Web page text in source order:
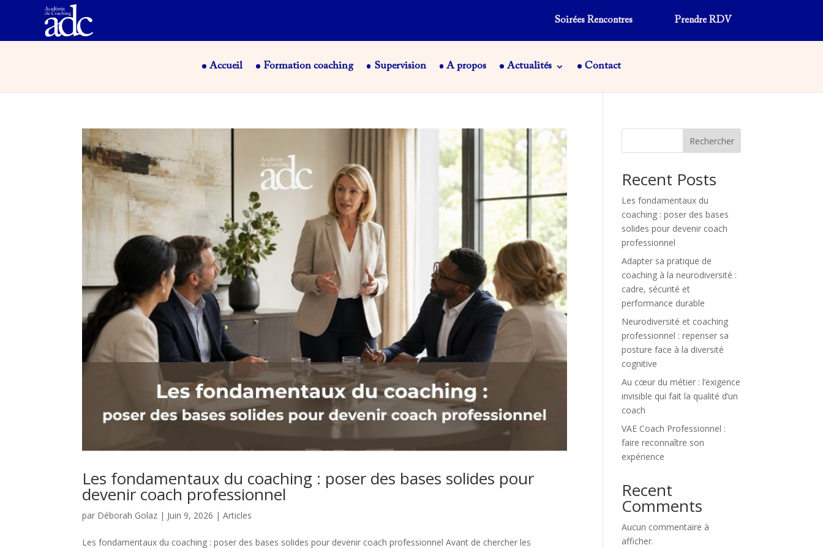
Soirées Rencontres Prendre RDV
Accueil Formation coaching Supervision A propos Actualités Contact
Les fondamentaux du coaching : poser des bases solides pour
devenir coach professionnel
par Déborah Golaz | Juin 9, 2026 |Articles
Les fondamentaux du coaching : poser des bases solides pour devenir coach professionnel Avant de chercher les
Rechercher
Recent Posts
Les fondamentaux du
coaching : poser des bases
solides pour devenir coach
professionnel
Adapter sa pratique de
coaching à la neurodiversité :
cadre, sécurité et
performance durable
Neurodiversité et coaching
professionnel : repenser sa
posture face à la diversité
cognitive
Au cœur du métier : l’exigence
invisible qui fait la qualité d’un
coach
VAE Coach Professionnel :
faire reconnaître son
expérience
Recent
Comments
Aucun commentaire à
afficher.